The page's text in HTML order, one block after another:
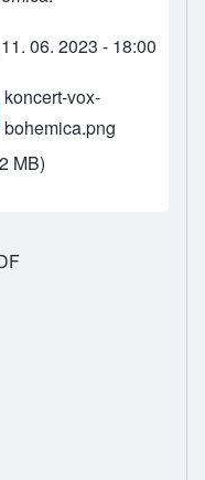
06. 2023 - 18:00
koncert-vox-
bohemica.png
MB)